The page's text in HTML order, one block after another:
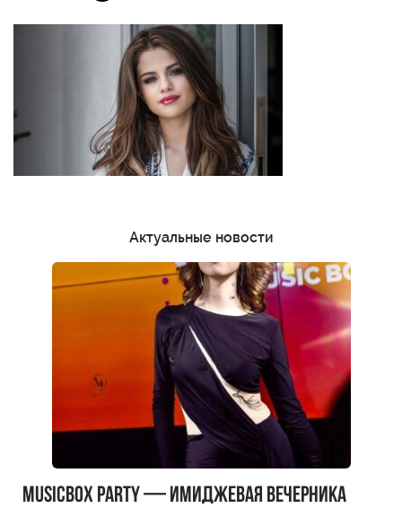
Актуальные новости
MUSICBOX PARTY — имиджевая вечерника